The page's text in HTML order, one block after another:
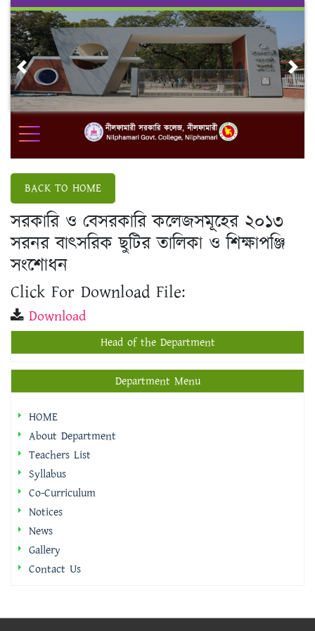
Skip
content
Previous
BACK TO HOME
সরকারি ও বেসরকারি কলেজসমূহের ২০১৩
সরনর বাৎসরিক ছুটির তালিকা ও শিক্ষাপঞ্জি
সংশোধন
Click For Download File:
Download
Head of the Department
Department Menu
HOME
About Department
Teachers List
Syllabus
Co-Curriculum
Notices
News
Gallery
Contact Us